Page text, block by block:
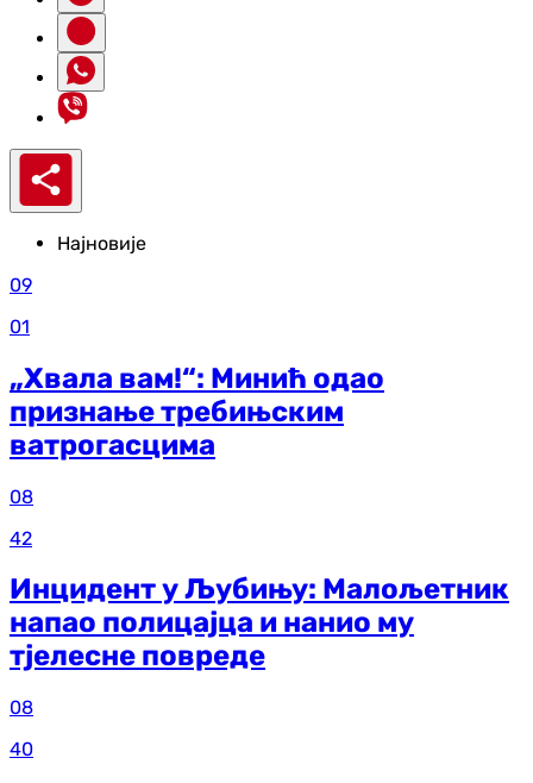
Најновије
09
01
„Хвала вам!“: Минић одао
признање требињским
ватрогасцима
08
42
Инцидент у Љубињу: Малољетник
напао полицајца и нанио му
тјелесне повреде
08
40